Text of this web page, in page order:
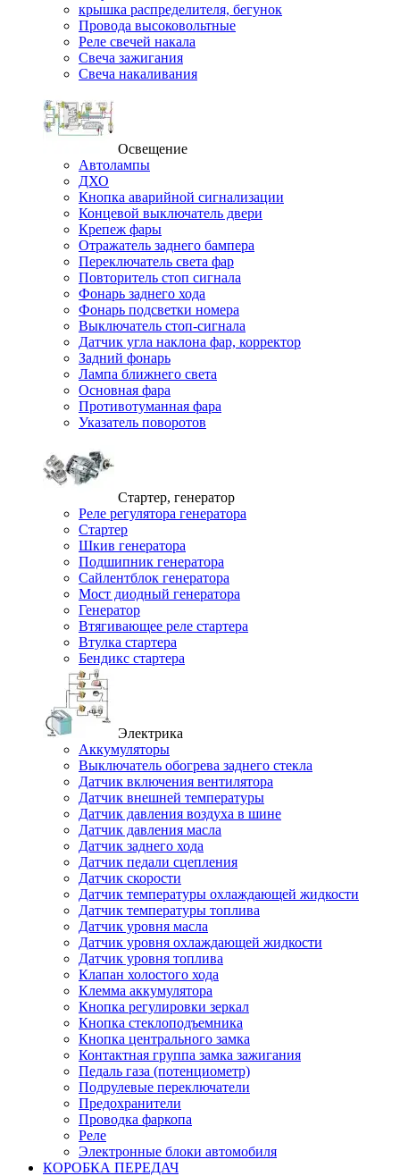
крышка распределителя, бегунок
Провода высоковольтные
Реле свечей накала
Свеча зажигания
Свеча накаливания
Освещение
Автолампы
ДХО
Кнопка аварийной сигнализации
Концевой выключатель двери
Крепеж фары
Отражатель заднего бампера
Переключатель света фар
Повторитель стоп сигнала
Фонарь заднего хода
Фонарь подсветки номера
Выключатель стоп-сигнала
Датчик угла наклона фар, корректор
Задний фонарь
Лампа ближнего света
Основная фара
Противотуманная фара
Указатель поворотов
Стартер, генератор
Реле регулятора генератора
Стартер
Шкив генератора
Подшипник генератора
Сайлентблок генератора
Мост диодный генератора
Генератор
Втягивающее реле стартера
Втулка стартера
Бендикс стартера
Электрика
Аккумуляторы
Выключатель обогрева заднего стекла
Датчик включения вентилятора
Датчик внешней температуры
Датчик давления воздуха в шине
Датчик давления масла
Датчик заднего хода
Датчик педали сцепления
Датчик скорости
Датчик температуры охлаждающей жидкости
Датчик температуры топлива
Датчик уровня масла
Датчик уровня охлаждающей жидкости
Датчик уровня топлива
Клапан холостого хода
Клемма аккумулятора
Кнопка регулировки зеркал
Кнопка стеклоподъемника
Кнопка центрального замка
Контактная группа замка зажигания
Педаль газа (потенциометр)
Подрулевые переключатели
Предохранители
Проводка фаркопа
Реле
Электронные блоки автомобиля
КОРОБКА ПЕРЕДАЧ